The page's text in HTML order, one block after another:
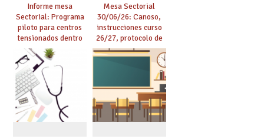
Informe mesa
Sectorial: Programa
piloto para centros
tensionados dentro
del marco del
Acuerdo de Mejoras y
evaluación del curso
25/26
Mesa Sectorial
30/06/26: Canoso,
instrucciones curso
26/27, protocolo de
agresiones.